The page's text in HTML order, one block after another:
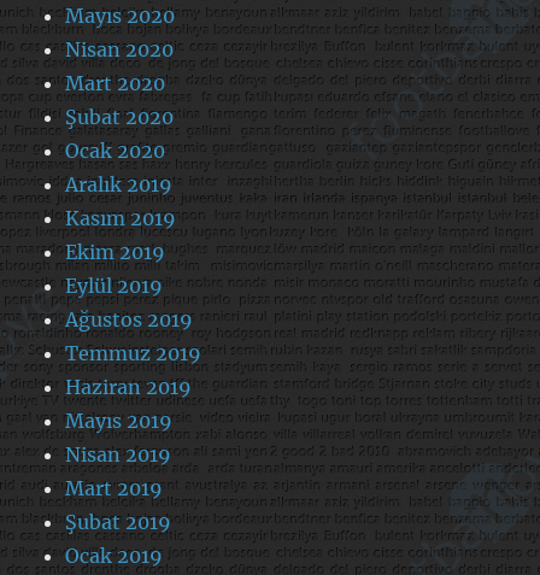
Mayıs 2020
Nisan 2020
Mart 2020
Şubat 2020
Ocak 2020
Aralık 2019
Kasım 2019
Ekim 2019
Eylül 2019
Ağustos 2019
Temmuz 2019
Haziran 2019
Mayıs 2019
Nisan 2019
Mart 2019
Şubat 2019
Ocak 2019